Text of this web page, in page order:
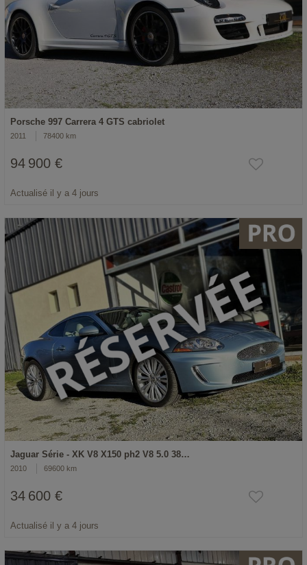
Porsche 997 Carrera 4 GTS cabriolet
2011 78400 km
94 900 €
Actualisé il y a 4 jours
Jaguar Série - XK V8 X150 ph2 V8 5.0 38…
2010 69600 km
34 600 €
Actualisé il y a 4 jours